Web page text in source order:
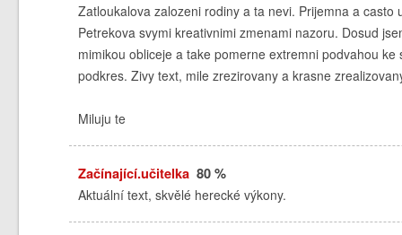
Zatloukalova zalozeni rodiny a ta nevi. Prijemna a
Petrekova svymi kreativnimi zmenami nazoru. Dosud
mimikou obliceje a take pomerne extremni podvahou
podkres. Zivy text, mile zrezirovany a krasne
Miluju te
Začínající.učitelka80 %
Aktuální text, skvělé herecké výkony.